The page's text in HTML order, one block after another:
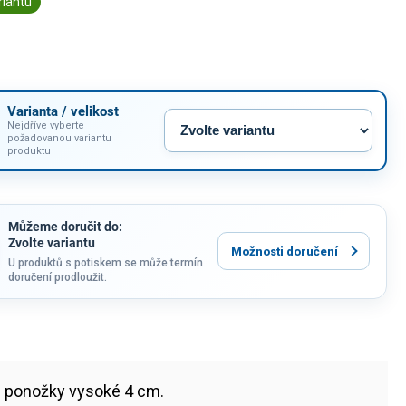
Varianta / velikost
Nejdříve vyberte
požadovanou variantu
produktu
Můžeme doručit do:
Zvolte variantu
U produktů s potiskem se může termín
doručení prodloužit.
Možnosti doručení
ponožky vysoké 4 cm.